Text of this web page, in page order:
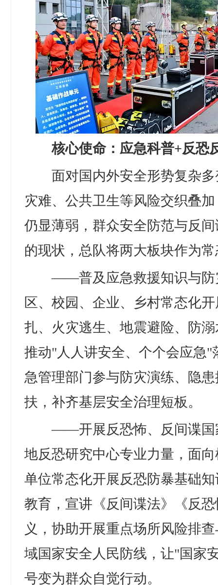
核心使命：应急科普+反恐
面对国内外安全形势复杂多
灾难、公共卫生等风险交织叠
仍显薄弱，群众安全防范与反
的现状，总队将两大板块作为
——普及应急救援知识与防
区、校园、企业、乡村常态化
扎、火灾逃生、地震避险、防
推动"人人讲安全、个个会应急"
急管理部门参与防灾演练、隐
扶，补齐基层安全治理短板。
——开展反恐怖、反间谍国
地反恐研究中心专业力量，面
单位常态化开展反恐防暴基础
教育，宣讲《反间谍法》《反
义，协助开展重点场所风险排
域国家安全人民防线，让"国家
号变为群众自觉行动。